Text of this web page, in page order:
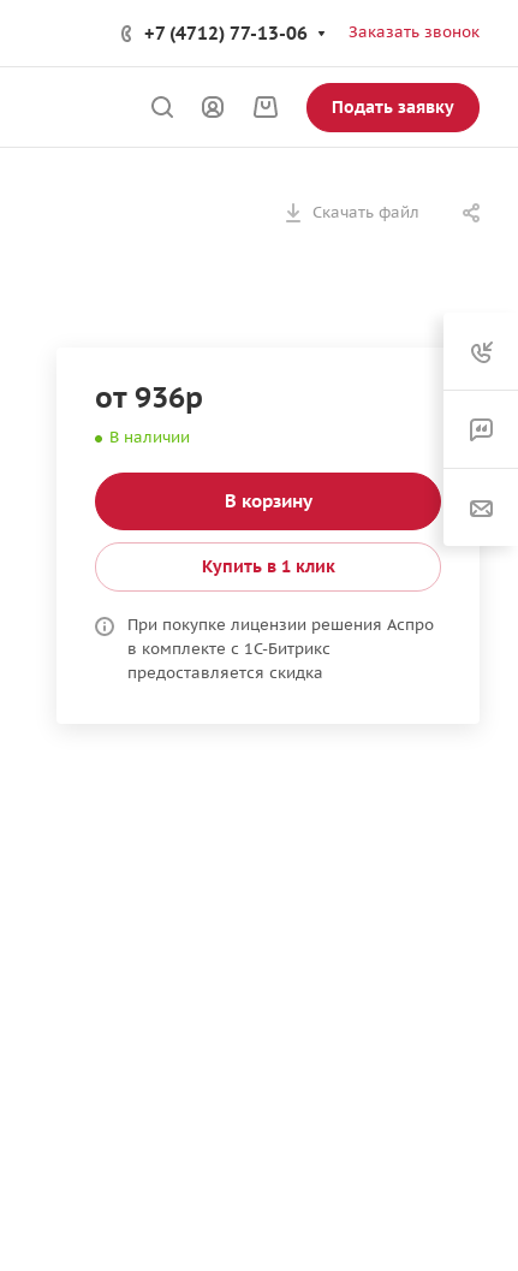
+7 (4712) 77-13-06 Заказать звонок
Подать заявку
Скачать файл
от 936р
В наличии
В корзину
Купить в 1 клик
При покупке лицензии решения Аспро
в комплекте с 1С-Битрикс
предоставляется скидка